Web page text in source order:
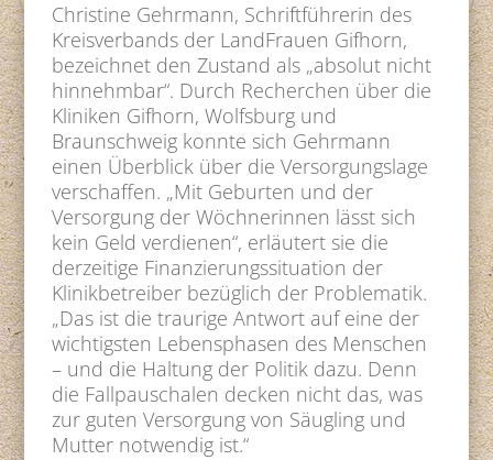
Christine Gehrmann, Schriftführerin des
Kreisverbands der LandFrauen Gifhorn,
bezeichnet den Zustand als „absolut nicht
hinnehmbar“. Durch Recherchen über die
Kliniken Gifhorn, Wolfsburg und
Braunschweig konnte sich Gehrmann
einen Überblick über die Versorgungslage
verschaffen. „Mit Geburten und der
Versorgung der Wöchnerinnen lässt sich
kein Geld verdienen“, erläutert sie die
derzeitige Finanzierungssituation der
Klinikbetreiber bezüglich der Problematik.
„Das ist die traurige Antwort auf eine der
wichtigsten Lebensphasen des Menschen
– und die Haltung der Politik dazu. Denn
die Fallpauschalen decken nicht das, was
zur guten Versorgung von Säugling und
Mutter notwendig ist.“